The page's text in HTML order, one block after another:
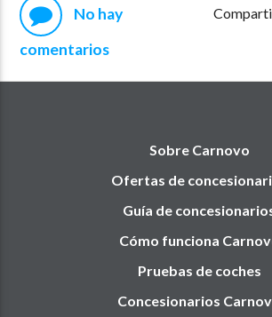
No hay
comentarios
Sobre Carnovo
Ofertas de
Guía de
Cómo funciona
Pruebas de coches
Concesionarios